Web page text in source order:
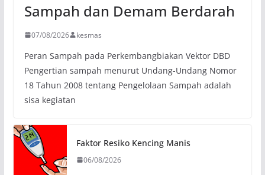
Sampah dan Demam Berdarah
07/08/2026 kesmas
Peran Sampah pada Perkembangbiakan Vektor DBD
Pengertian sampah menurut Undang-Undang Nomor
18 Tahun 2008 tentang Pengelolaan Sampah adalah
sisa kegiatan
Faktor Resiko Kencing Manis
06/08/2026